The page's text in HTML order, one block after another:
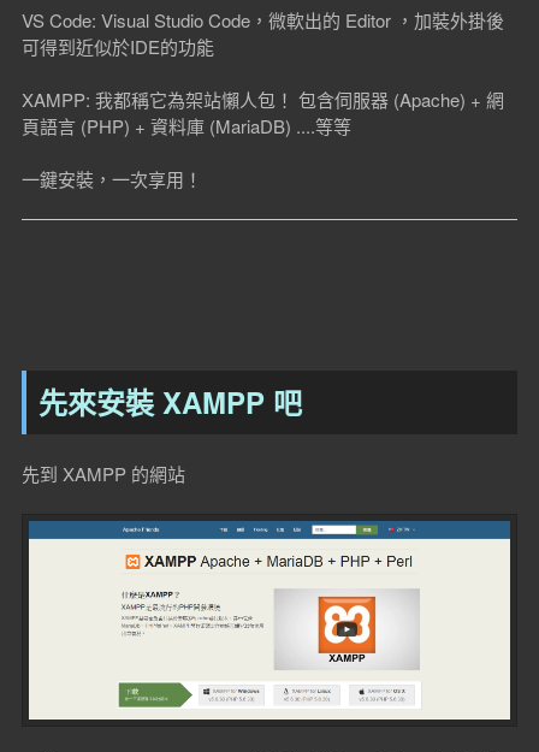
VS Code: Visual Studio Code，微軟出的 Editor ，加裝外掛後
可得到近似於IDE的功能
XAMPP: 我都稱它為架站懶人包！ 包含伺服器 (Apache) + 網
頁語言 (PHP) + 資料庫 (MariaDB) ....等等
一鍵安裝，一次享用！
先來安裝 XAMPP 吧
先到 XAMPP 的網站